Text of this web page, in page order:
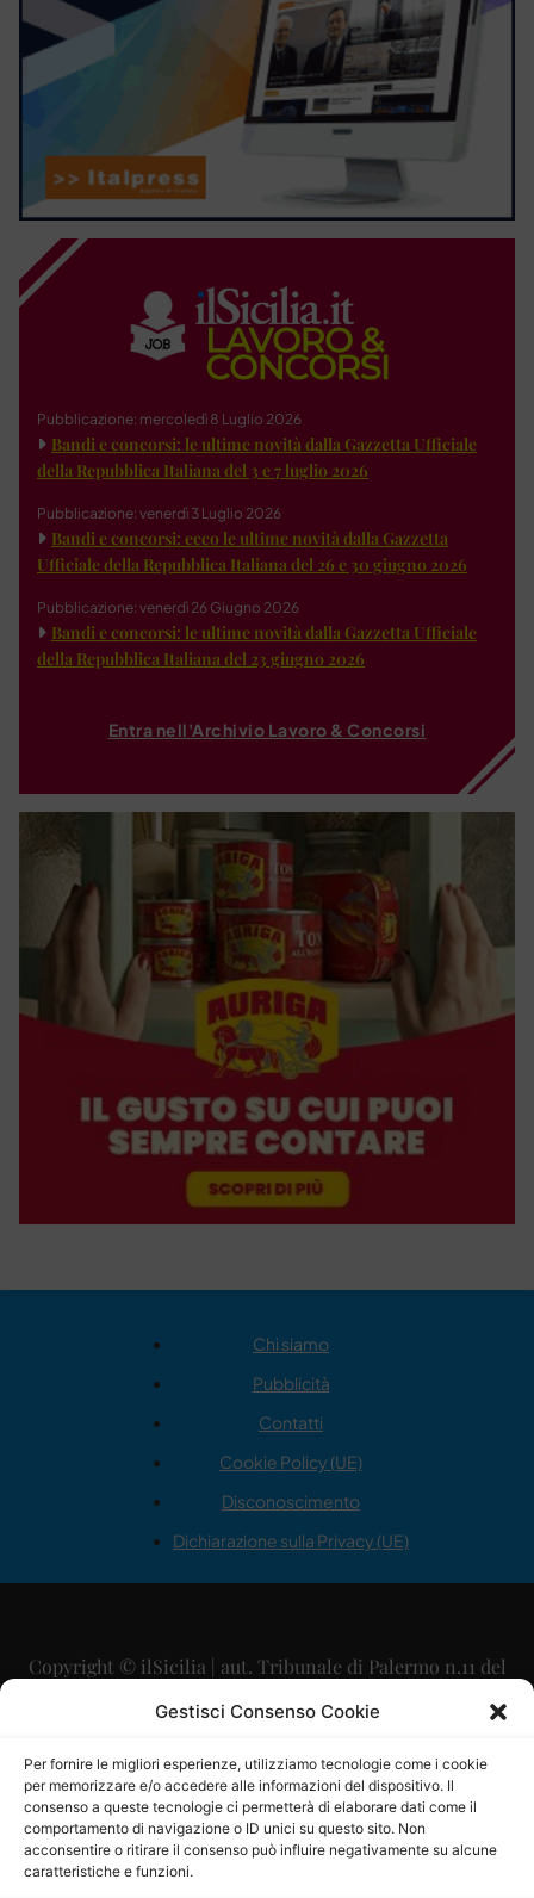
Gestisci Consenso Cookie
Per fornire le migliori esperienze, utilizziamo tecnologie come i cookie
per memorizzare e/o accedere alle informazioni del dispositivo. Il
consenso a queste tecnologie ci permetterà di elaborare dati come il
comportamento di navigazione o ID unici su questo sito. Non
acconsentire o ritirare il consenso può influire negativamente su alcune
caratteristiche e funzioni.
Pubblicazione: mercoledì 8 Luglio 2026
Bandi e concorsi: le ultime novità dalla Gazzetta Ufficiale
della Repubblica Italiana del 3 e 7 luglio 2026
Pubblicazione: venerdì 3 Luglio 2026
Bandi e concorsi: ecco le ultime novità dalla Gazzetta
Ufficiale della Repubblica Italiana del 26 e 30 giugno 2026
Pubblicazione: venerdì 26 Giugno 2026
Bandi e concorsi: le ultime novità dalla Gazzetta Ufficiale
della Repubblica Italiana del 23 giugno 2026
Entra nell'Archivio Lavoro & Concorsi
Chi siamo
Pubblicità
Contatti
Cookie Policy (UE)
Disconoscimento
Dichiarazione sulla Privacy (UE)
Copyright © ilSicilia | aut. Tribunale di Palermo n.11 del
29/09/2015
Direttore Editoriale: Maurizio Scaglione
Direttore Responsabile: Maria Calabrese